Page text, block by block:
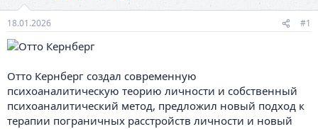
18.01.2026 #1
Отто Кернберг создал современную
психоаналитическую теорию личности и собственный
психоаналитический метод, предложил новый подход к
терапии пограничных расстройств личности и новый